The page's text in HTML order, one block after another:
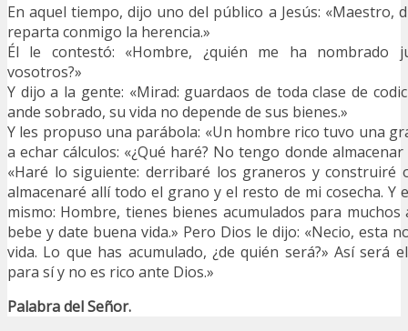
En aquel tiempo, dijo uno del público a Jesús: «Maestro,
reparta conmigo la herencia.»
Él le contestó: «Hombre, ¿quién me ha nombrado
vosotros?»
Y dijo a la gente: «Mirad: guardaos de toda clase de
ande sobrado, su vida no depende de sus bienes.»
Y les propuso una parábola: «Un hombre rico tuvo una
a echar cálculos: «¿Qué haré? No tengo donde almacenar
«Haré lo siguiente: derribaré los graneros y construiré
almacenaré allí todo el grano y el resto de mi cosecha. Y
mismo: Hombre, tienes bienes acumulados para muchos
bebe y date buena vida.» Pero Dios le dijo: «Necio, esta
vida. Lo que has acumulado, ¿de quién será?» Así será
para sí y no es rico ante Dios.»
Palabra del Señor.